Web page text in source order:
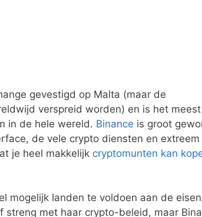
gevestigd op Malta (maar de
verspreid worden) en is het meest
in de hele wereld. Binance is groot
de vele crypto diensten en extreem
je heel makkelijk cryptomunten kan
mogelijk landen te voldoen aan de
streng met haar crypto-beleid, maar